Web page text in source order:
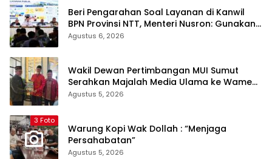
Beri Pengarahan Soal Layanan di Kanwil
BPN Provinsi NTT, Menteri Nusron: Gunakan
Sudut Pandang Masyarakat
Agustus 6, 2026
Wakil Dewan Pertimbangan MUI Sumut
Serahkan Majalah Media Ulama ke Wamen
dan Ketum PP Persis di Balige
Agustus 5, 2026
3 Foto
Warung Kopi Wak Dollah : “Menjaga
Persahabatan”
Agustus 5, 2026